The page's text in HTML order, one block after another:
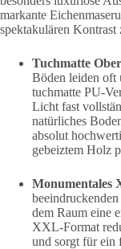
markante
spektakulären
Tuchmatte
Böden leiden oft
tuchmatte PU-
Licht fast
natürliches
absolut
gebeiztem Holz
Monumentales
dem Raum eine
XXL-Format
und sorgt für ein